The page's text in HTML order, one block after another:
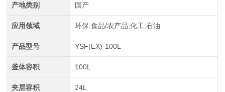
产地类别 国产
应用领域 环保,食品/农产品,化工,石油
产品型号 YSF(EX)-100L
釜体容积 100L
夹层容积 24L